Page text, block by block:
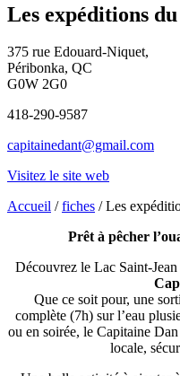
Les expéditions
375 rue Edouard-Niquet,
Péribonka, QC
G0W 2G0
418-290-9587
capitainedant@gmail.com
Visitez le site web
Accueil /fiches / Les
Prêt à pêcher
Découvrez le Lac Saint-
Que ce soit pour, une
complète (7h) sur l’eau
ou en soirée, le Capitaine
locale,